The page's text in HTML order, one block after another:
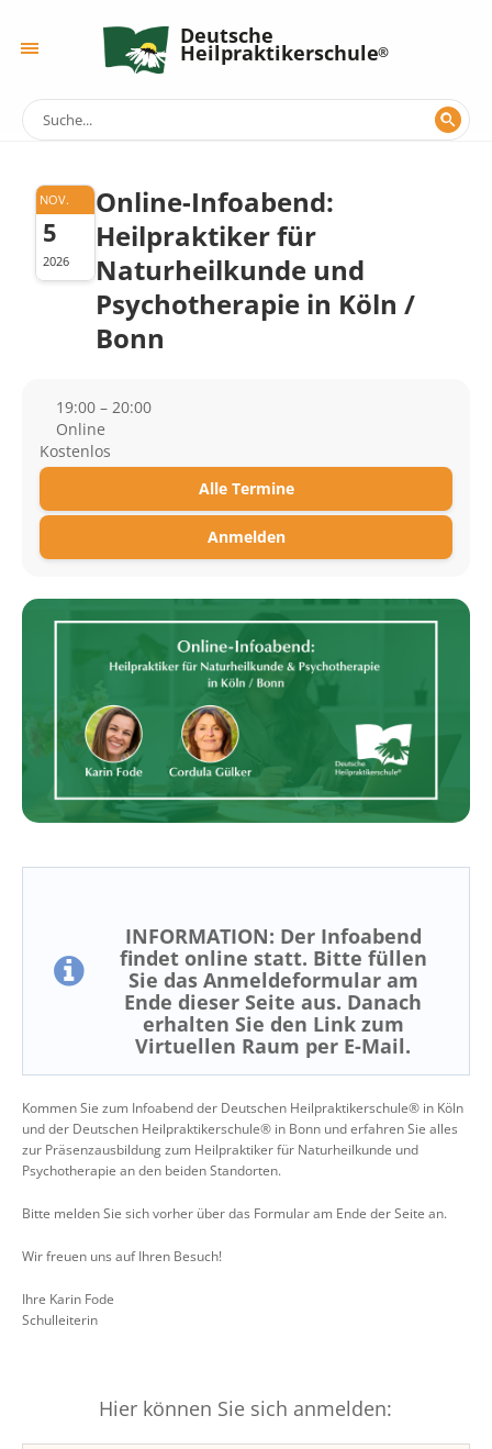
Deutsche
Heilpraktikerschule
NOV.
5
2026
Online-Infoabend:
Heilpraktiker für
Naturheilkunde und
Psychotherapie in Köln /
Bonn
19:00 – 20:00
Online
Kostenlos
Alle Termine
Anmelden
INFORMATION: Der Infoabend
findet online statt. Bitte füllen
Sie das Anmeldeformular am
Ende dieser Seite aus. Danach
erhalten Sie den Link zum
Virtuellen Raum per E-Mail.
Kommen Sie zum Infoabend der Deutschen Heilpraktikerschule® in Köln
und der Deutschen Heilpraktikerschule® in Bonn und erfahren Sie alles
zur Präsenzausbildung zum Heilpraktiker für Naturheilkunde und
Psychotherapie an den beiden Standorten.
Bitte melden Sie sich vorher über das Formular am Ende der Seite an.
Wir freuen uns auf Ihren Besuch!
Ihre Karin Fode
Schulleiterin
Hier können Sie sich anmelden: